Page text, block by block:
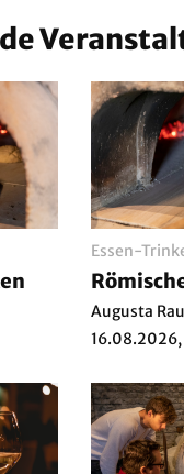
Essen-
Augusta